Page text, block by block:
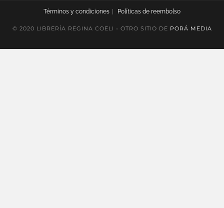
Términos y condiciones Políticas de reembolso
© 2020 LIBRERÍA REGINA COELI - OTRO SITIO DE PORÁ MEDIA